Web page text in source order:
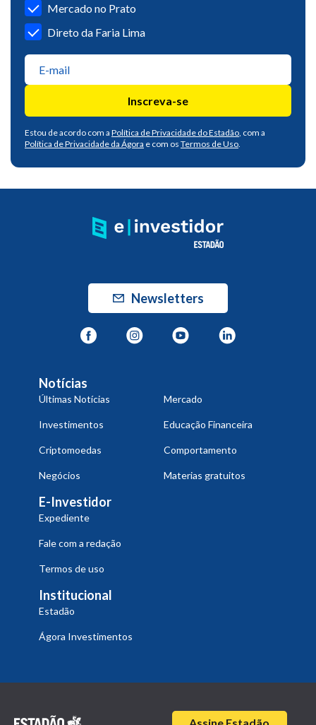
Mercado no Prato
Direto da Faria Lima
Inscreva-se
Estou de acordo com a Política de Privacidade do Estadão, com a
Política de Privacidade da Ágora e com os Termos de Uso.
Newsletters
Notícias
Últimas Notícias Mercado
Investimentos Educação Financeira
Criptomoedas Comportamento
Negócios Materias gratuitos
E-Investidor
Expediente
Fale com a redação
Termos de uso
Institucional
Estadão
Ágora Investimentos
Assine Estadão